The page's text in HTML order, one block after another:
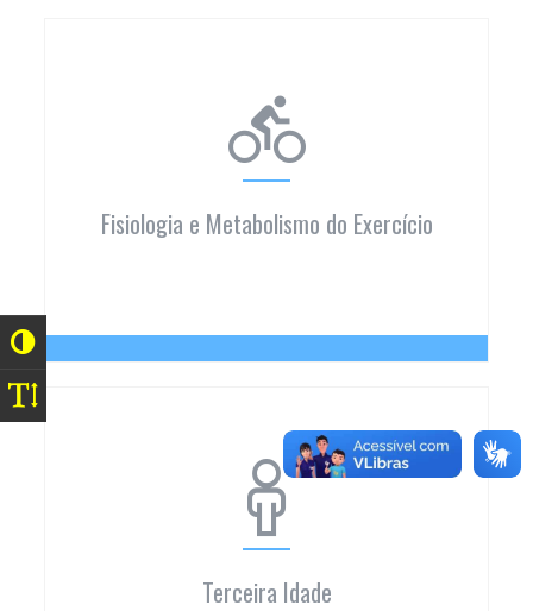
Fisiologia e Metabolismo do Exercício
Fisiologia e Metabolismo do Exercício
O grupo incentiva a pesquisa científica nas áreas
Terceira Idade